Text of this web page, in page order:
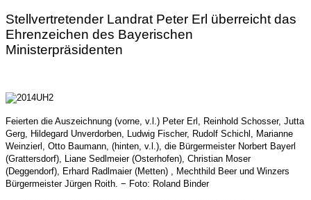
Stellvertretender Landrat Peter Erl überreicht das
Ehrenzeichen des Bayerischen
Ministerpräsidenten
Feierten die Auszeichnung (vorne, v.l.) Peter Erl, Reinhold Schosser, Jutta
Gerg, Hildegard Unverdorben, Ludwig Fischer, Rudolf Schichl, Marianne
Weinzierl, Otto Baumann, (hinten, v.l.), die Bürgermeister Norbert Bayerl
(Grattersdorf), Liane Sedlmeier (Osterhofen), Christian Moser
(Deggendorf), Erhard Radlmaier (Metten) , Mechthild Beer und Winzers
Bürgermeister Jürgen Roith. − Foto: Roland Binder